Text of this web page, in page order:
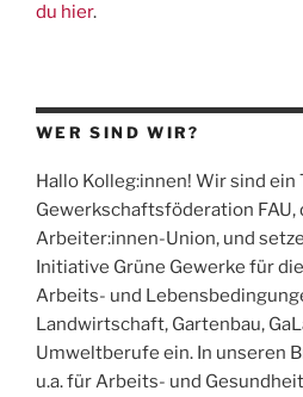
du hier.
WER SIND WIR?
Hallo Kolleg:innen! Wir sind ein
Gewerkschaftsföderation FAU,
Arbeiter:innen-Union, und
Initiative Grüne Gewerke für
Arbeits- und
Landwirtschaft, Gartenbau,
Umweltberufe ein. In unseren
u.a. für Arbeits- und